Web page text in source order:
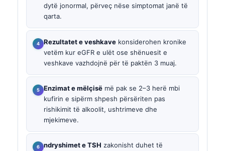
dytë jonormal, përveç nëse simptomat janë të
qarta.
Rezultatet e veshkave konsiderohen kronike
vetëm kur eGFR e ulët ose shënuesit e
veshkave vazhdojnë për të paktën 3 muaj.
Enzimat e mëlçisë më pak se 2–3 herë mbi
kufirin e sipërm shpesh përsëriten pas
rishikimit të alkoolit, ushtrimeve dhe
mjekimeve.
ndryshimet e TSH zakonisht duhet të